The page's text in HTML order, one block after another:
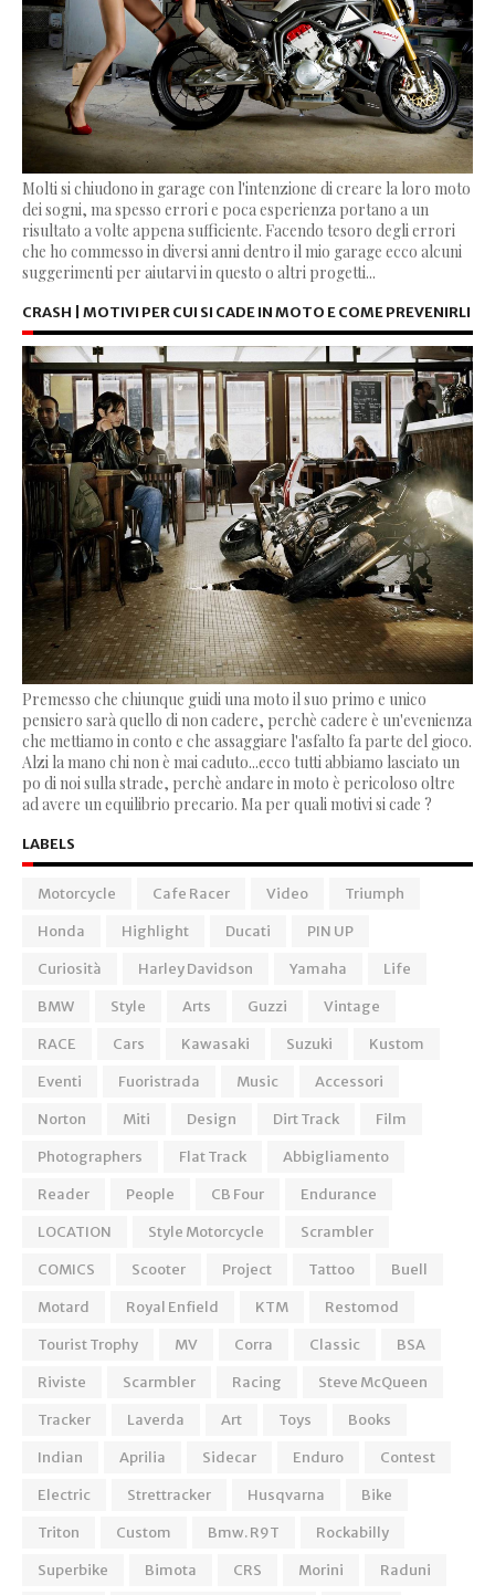
Molti si chiudono in garage con l'intenzione di creare la loro moto
dei sogni, ma spesso errori e poca esperienza portano a un
risultato a volte appena sufficiente. Facendo tesoro degli errori
che ho commesso in diversi anni dentro il mio garage ecco alcuni
suggerimenti per aiutarvi in questo o altri progetti...
CRASH | MOTIVI PER CUI SI CADE IN MOTO E COME PREVENIRLI
Premesso che chiunque guidi una moto il suo primo e unico
pensiero sarà quello di non cadere, perchè cadere è un'evenienza
che mettiamo in conto e che assaggiare l'asfalto fa parte del gioco.
Alzi la mano chi non è mai caduto...ecco tutti abbiamo lasciato un
po di noi sulla strade, perchè andare in moto è pericoloso oltre
ad avere un equilibrio precario. Ma per quali motivi si cade ?
LABELS
Motorcycle Cafe Racer Video
Triumph
Honda
Highlight Ducati
PIN UP
Curiosità
Harley Davidson Yamaha
Life
BMW
Style Arts Guzzi
Vintage
RACE
Cars Kawasaki Suzuki
Kustom
Eventi
Fuoristrada Music
Accessori
Norton
Miti Design Dirt Track
Film
Photographers
Flat Track
Abbigliamento
Reader
People CB Four
Endurance
LOCATION
Style Motorcycle
Scrambler
COMICS
Scooter Project Tattoo
Buell
Motard
Royal Enfield KTM
Restomod
Tourist Trophy
MV Corra Classic
BSA
Riviste
Scarmbler Racing
Steve McQueen
Tracker
Laverda Art Toys
Books
Indian
Aprilia Sidecar Enduro
Contest
Electric
Strettracker Husqvarna
Bike
Triton
Custom Bmw. R9T
Rockabilly
Superbike
Bimota CRS Morini
Raduni